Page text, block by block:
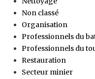
Non classé
Organisation
Professionnels du
Professionnels du
Restauration
Secteur minier